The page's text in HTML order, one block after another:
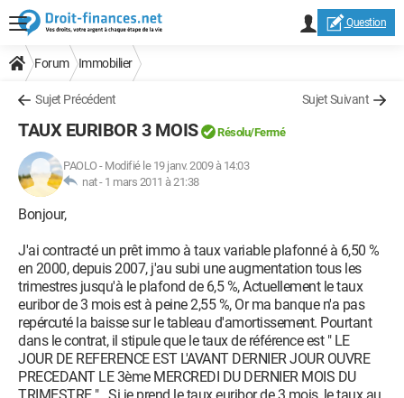
Question
Forum Immobilier
Sujet Précédent Sujet Suivant
TAUX EURIBOR 3 MOIS Résolu/Fermé
PAOLO - Modifié le 19 janv. 2009 à 14:03
nat - 1 mars 2011 à 21:38
Bonjour,
J'ai contracté un prêt immo à taux variable plafonné à 6,50 %
en 2000, depuis 2007, j'au subi une augmentation tous les
trimestres jusqu'à le plafond de 6,5 %, Actuellement le taux
euribor de 3 mois est à peine 2,55 %, Or ma banque n'a pas
repércuté la baisse sur le tableau d'amortissement. Pourtant
dans le contrat, il stipule que le taux de référence est " LE
JOUR DE REFERENCE EST L'AVANT DERNIER JOUR OUVRE
PRECEDANT LE 3ème MERCREDI DU DERNIER MOIS DU